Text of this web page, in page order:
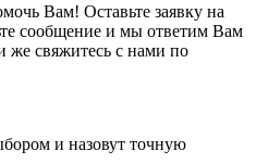
Вам! Оставьте заявку на
сообщение и мы ответим Вам
же свяжитесь с нами по
и назовут точную